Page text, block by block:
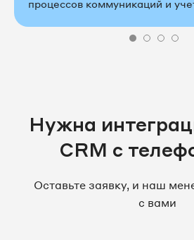
процессов коммуникаций и
Нужна
CRM c
Оставьте заявку, и наш
с вами